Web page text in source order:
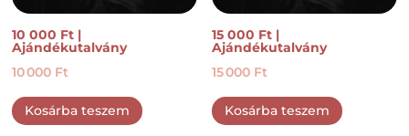
10 000 Ft |
Ajándékutalvány
10 000 Ft
Kosárba teszem
15 000 Ft |
Ajándékutalvány
15 000 Ft
Kosárba teszem